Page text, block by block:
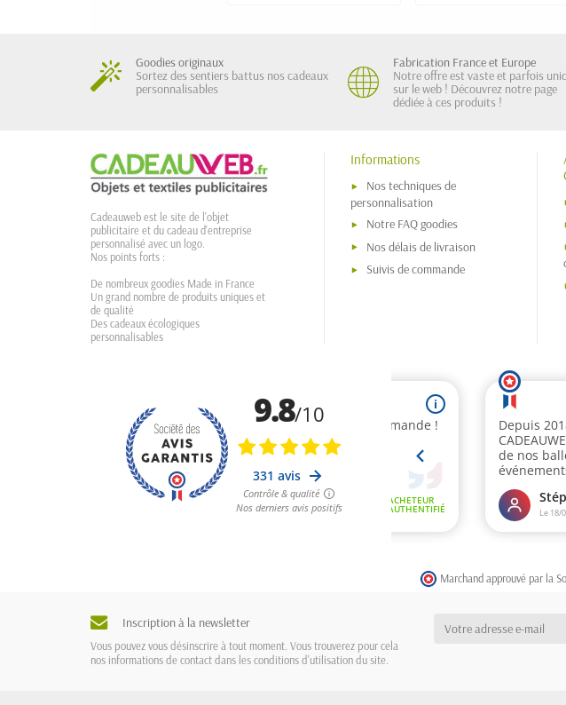
Goodies originaux
Sortez des sentiers battus nos cadeaux
personnalisables
Fabrication France et Europe
Notre offre est vaste et parfois
sur le web ! Découvrez notre page
dédiée à ces produits !
Cadeauweb est le site de l'objet
publicitaire et du cadeau d'entreprise
personnalisé avec un logo.
Nos points forts :
De nombreux goodies Made in France
Un grand nombre de produits uniques et
de qualité
Des cadeaux écologiques
personnalisables
Informations
Nos techniques de
personnalisation
Notre FAQ goodies
Nos délais de livraison
Suivis de commande
Marchand approuvé par la
Inscription à la newsletter
Vous pouvez vous désinscrire à tout moment. Vous trouverez pour cela
nos informations de contact dans les conditions d'utilisation du site.